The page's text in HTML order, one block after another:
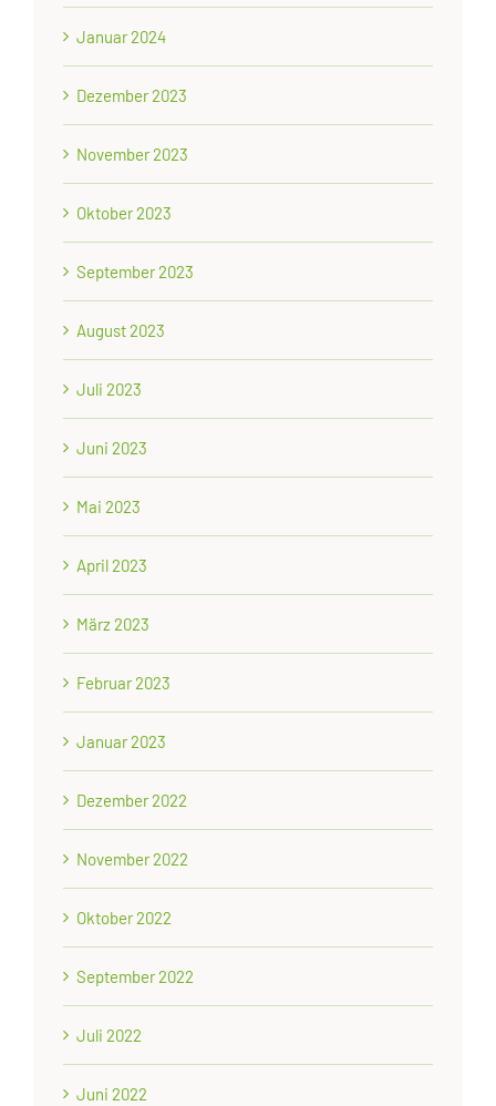
Januar 2024
Dezember 2023
November 2023
Oktober 2023
September 2023
August 2023
Juli 2023
Juni 2023
Mai 2023
April 2023
März 2023
Februar 2023
Januar 2023
Dezember 2022
November 2022
Oktober 2022
September 2022
Juli 2022
Juni 2022